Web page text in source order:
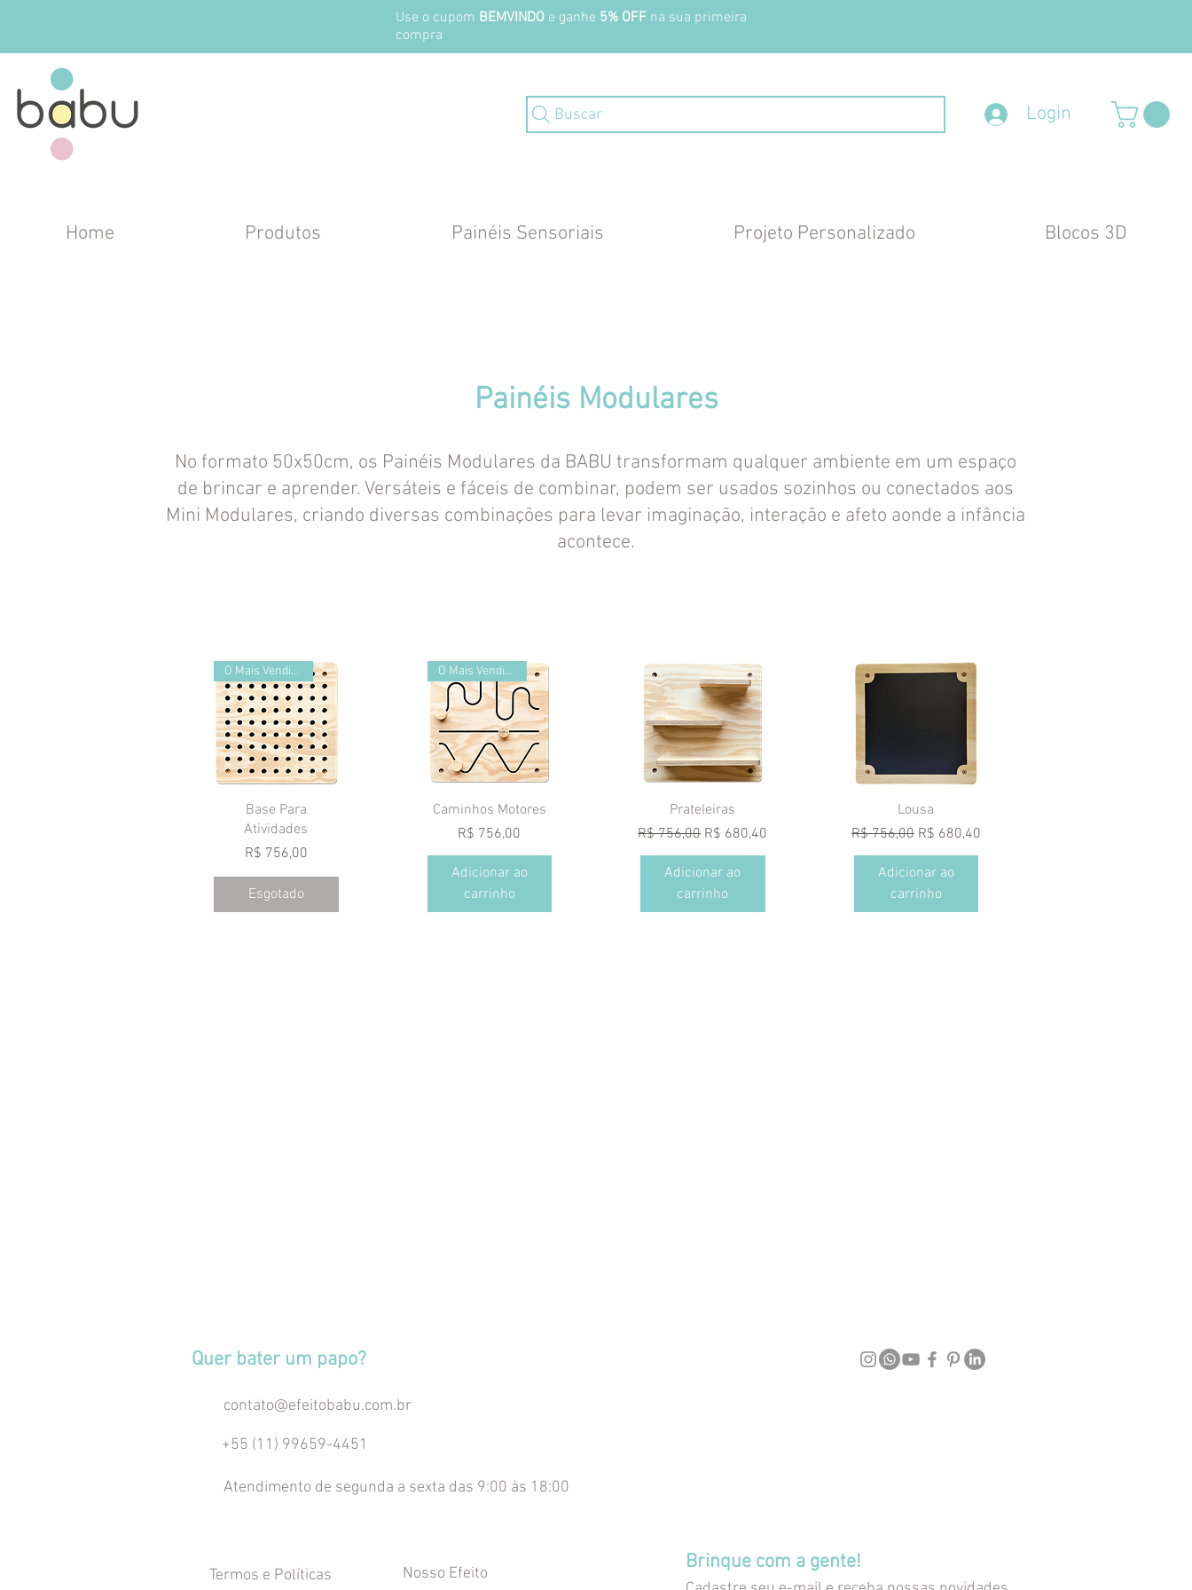
Use o cupom BEMVINDO e ganhe 5% OFF na sua primeira
compra
Buscar Login
Home Produtos Painéis Sensoriais Projeto Personalizado Blocos 3D
Painéis Modulares
No formato 50x50cm, os Painéis Modulares da BABU transformam qualquer ambiente em um espaço
de brincar e aprender. Versáteis e fáceis de combinar, podem ser usados sozinhos ou conectados aos
Mini Modulares, criando diversas combinações para levar imaginação, interação e afeto aonde a infância
acontece.
Visualização rápida
O Mais Vendido!
Base Para
Atividades
Preço
R$ 756,00
Esgotado
Visualização rápida
O Mais Vendido!
Caminhos Motores
Preço
R$ 756,00
Adicionar ao
carrinho
Visualização rápida
Prateleiras
Preço normal
R$ 756,00 Preço promocional
R$ 680,40
Adicionar ao
carrinho
Visualização rápida
Lousa
Preço normal
R$ 756,00 Preço promocional
R$ 680,40
Adicionar ao
carrinho
Quer bater um papo?
contato@efeitobabu.com.br
+55 (11) 99659-4451
Atendimento de segunda a sexta das 9:00 às 18:00
Termos e Políticas Nosso Efeito Brinque com a gente!